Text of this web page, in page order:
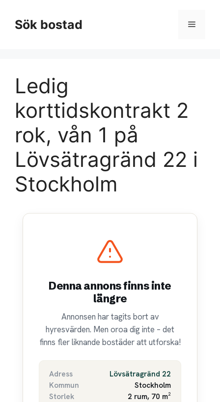
innehållSök bostad Meny
Ledig
korttidskontrakt 2
rok, vån 1 på
Lövsätragränd 22 i
Stockholm
Denna annons finns inte
längre
Annonsen har tagits bort av
hyresvärden. Men oroa dig inte – det
finns fler liknande bostäder att utforska!
Adress
Lövsätragränd 22
Kommun
Stockholm
Storlek
2 rum, 70 m²